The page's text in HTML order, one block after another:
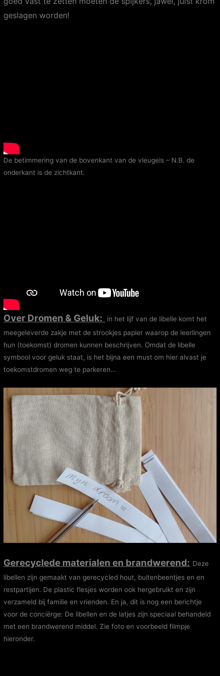
geslagen worden!
De betimmering van de bovenkant van de vleugels – N.B. de
onderkant is de zichtkant.
Over Dromen & Geluk:
in het lijf van de libelle komt het
meegeleverde zakje met de strookjes papier waarop de leerlingen
hun (toekomst) dromen kunnen beschrijven. Omdat de libelle
symbool voor geluk staat, is het bijna een must om hier alvast je
toekomstdromen weg te parkeren…
Gerecyclede materialen en brandwerend: Deze
libellen zijn gemaakt van gerecycled hout, buitenbeentjes en en
restpartijen. De plastic flesjes worden ook hergebruikt en zijn
verzameld bij familie en vrienden. En ja, dit is nog een berichtje
voor de conciërge: De libellen en de latjes zijn speciaal behandeld
met een brandwerend middel. Zie foto en voorbeeld filmpje
hieronder.